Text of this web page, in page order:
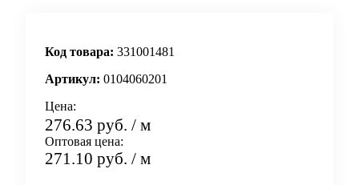
Код товара: 331001481
Артикул: 0104060201
Цена:
276.63 руб. / м
Оптовая цена:
271.10 руб. / м